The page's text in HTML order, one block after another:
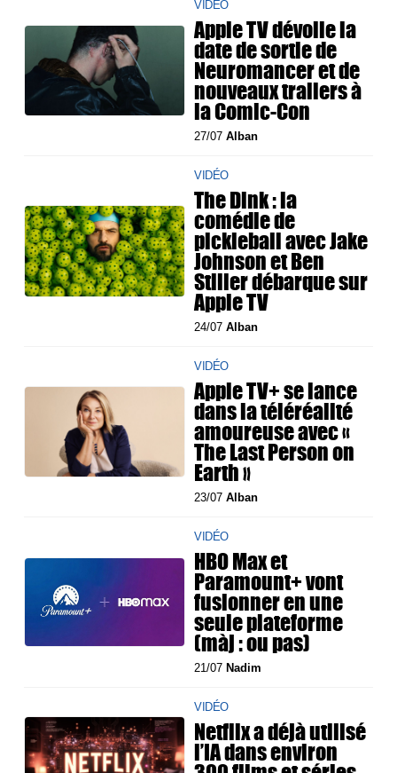
VIDÉO
Apple TV dévoile la
date de sortie de
Neuromancer et de
nouveaux trailers à
la Comic-Con
27/07Alban
VIDÉO
The Dink : la
comédie de
pickleball avec Jake
Johnson et Ben
Stiller débarque sur
Apple TV
24/07Alban
VIDÉO
Apple TV+ se lance
dans la téléréalité
amoureuse avec «
The Last Person on
Earth »
23/07Alban
VIDÉO
HBO Max et
Paramount+ vont
fusionner en une
seule plateforme
(màj : ou pas)
21/07 Nadim
VIDÉO
Netflix a déjà utilisé
l’IA dans environ